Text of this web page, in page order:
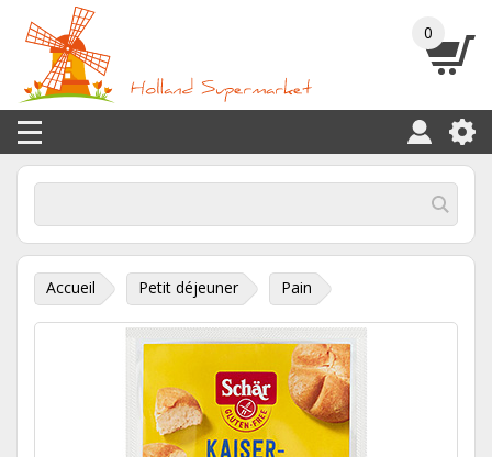
0
Accueil Petit déjeuner Pain